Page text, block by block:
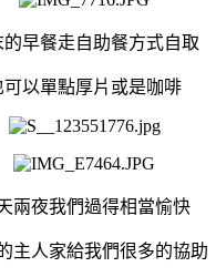
的早餐走自助餐方式自取
可以單點厚片或是咖啡
兩夜我們過得相當愉快
主人家給我們很多的協助